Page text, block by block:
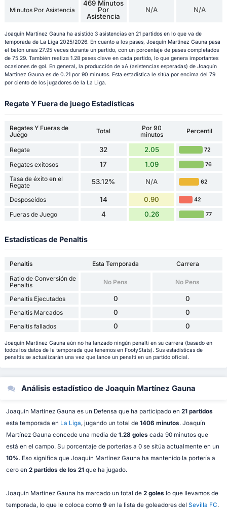
Minutos Por Asistencia
469 Minutos
Por
Asistencia
N/A N/A
Joaquín Martínez Gauna ha asistido 3 asistencias en 21 partidos en lo que va de
temporada de La Liga 2025/2026. En cuanto a los pases, Joaquín Martínez Gauna pasa
el balón unas 27.95 veces durante un partido, con un porcentaje de pases completados
de 75.29. También realiza 1.28 pases clave en cada partido, lo que genera importantes
ocasiones de gol. En general, la producción de xA (asistencias esperadas) de Joaquín
Martínez Gauna es de 0.21 por 90 minutos. Esta estadística le sitúa por encima del 79
por ciento de los jugadores de la La Liga.
Regate Y Fuera de juego Estadísticas
Regates Y Fueras de
Juego
Total
Por 90
minutos
Percentil
Regate 32 2.05 72
Regates exitosos 17 1.09 76
Tasa de éxito en el
Regate
53.12% N/A 62
Desposeídos 14 0.90 42
Fueras de Juego 4 0.26 77
Estadísticas de Penaltis
Penaltis Esta Temporada
Carrera
Ratio de Conversión de
Penaltis
No Pens No Pens
Penaltis Ejecutados 0 0
Penaltis Marcados 0 0
Penaltis fallados 0 0
Joaquín Martínez Gauna aún no ha lanzado ningún penalti en su carrera (basado en
todos los datos de la temporada que tenemos en FootyStats). Sus estadísticas de
penaltis se actualizarán una vez que lance un penalti en un partido oficial.
Análisis estadístico de Joaquín Martínez Gauna
Joaquín Martínez Gauna es un Defensa que ha participado en 21 partidos
esta temporada en La Liga, jugando un total de 1406 minutos. Joaquín
Martínez Gauna concede una media de 1.28 goles cada 90 minutos que
está en el campo. Su porcentaje de porterías a 0 se sitúa actualmente en un
10%. Eso significa que Joaquín Martínez Gauna ha mantenido la portería a
cero en 2 partidos de los 21que ha jugado.
Joaquín Martínez Gauna ha marcado un total de 2 goles lo que llevamos de
temporada, lo que le coloca como 9 en la lista de goleadores del Sevilla FC.